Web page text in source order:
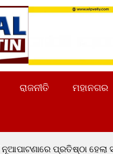
ରାଜନୀତି ମହାନଗର
ନୂଆପାଟଣାରେ ପ୍ରତିଷ୍ଠା